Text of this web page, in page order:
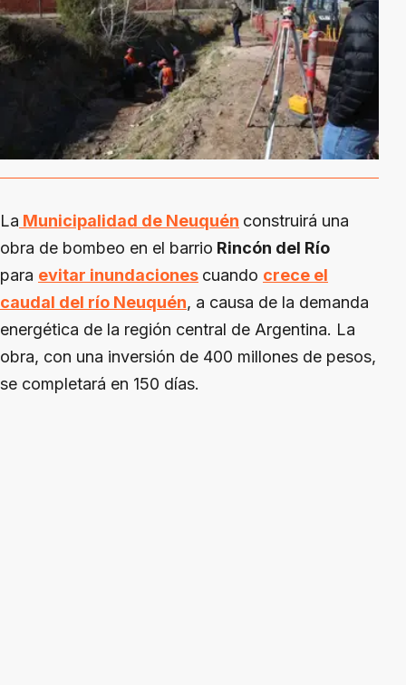
La Municipalidad de Neuquén construirá una
obra de bombeo en el barrio Rincón del Río
para evitar inundaciones cuando crece el
caudal del río Neuquén, a causa de la demanda
energética de la región central de Argentina. La
obra, con una inversión de 400 millones de pesos,
se completará en 150 días.